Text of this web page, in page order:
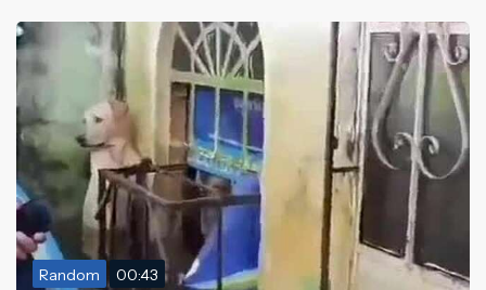
Random 00:43